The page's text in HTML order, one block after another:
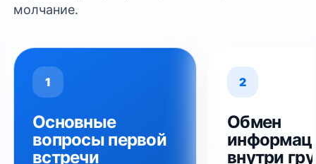
молчание.
1
Основные
вопросы первой
встречи
2
Обмен
внутри